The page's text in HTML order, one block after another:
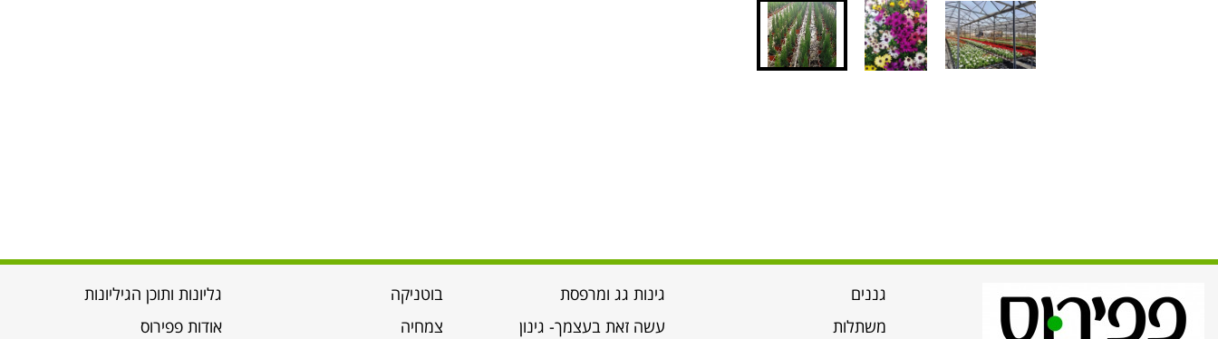
גננים
משתלות
גינות גג ומרפסת
עשה זאת בעצמך- גינון
בוטניקה
צמחיה
גליונות ותוכן הגיליונות
אודות פפירוס